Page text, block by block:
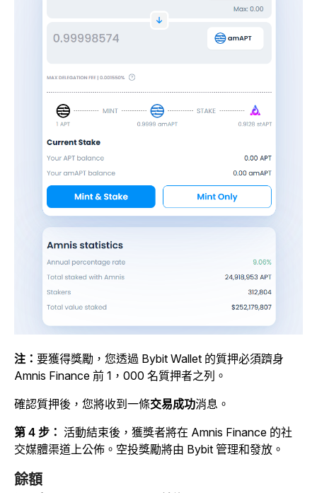
注： 要獲得獎勵，您透過 Bybit Wallet 的質押必須躋身
Amnis Finance 前 1，000 名質押者之列。
確認質押後，您將收到一條交易成功消息。
第 4 步： 活動結束後，獲獎者將在 Amnis Finance 的社
交媒體渠道上公佈。空投獎勵將由 Bybit 管理和發放。
餘額